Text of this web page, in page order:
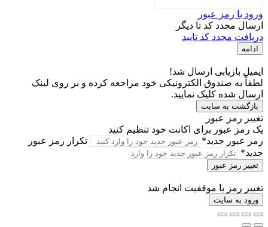
ورود با رمز عبور
ارسال مجدد کد تا دیگر
دریافت مجدد کد تایید
ادامه
ایمیل بازیابی ارسال شد!
لطفاً به صندوق الکترونیکی خود مراجعه کرده و بر روی لینک
ارسال شده کلیک نمایید.
بازگشت به سایت
تغییر رمز عبور
یک رمز عبور برای اکانت خود تنظیم کنید
رمز عبور جدید*
تکرار رمز عبور
جدید*
تغییر رمز عبور
تغییر رمز با موفقیت انجام شد
ورود به سایت